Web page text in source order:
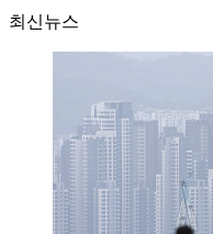
최신뉴스